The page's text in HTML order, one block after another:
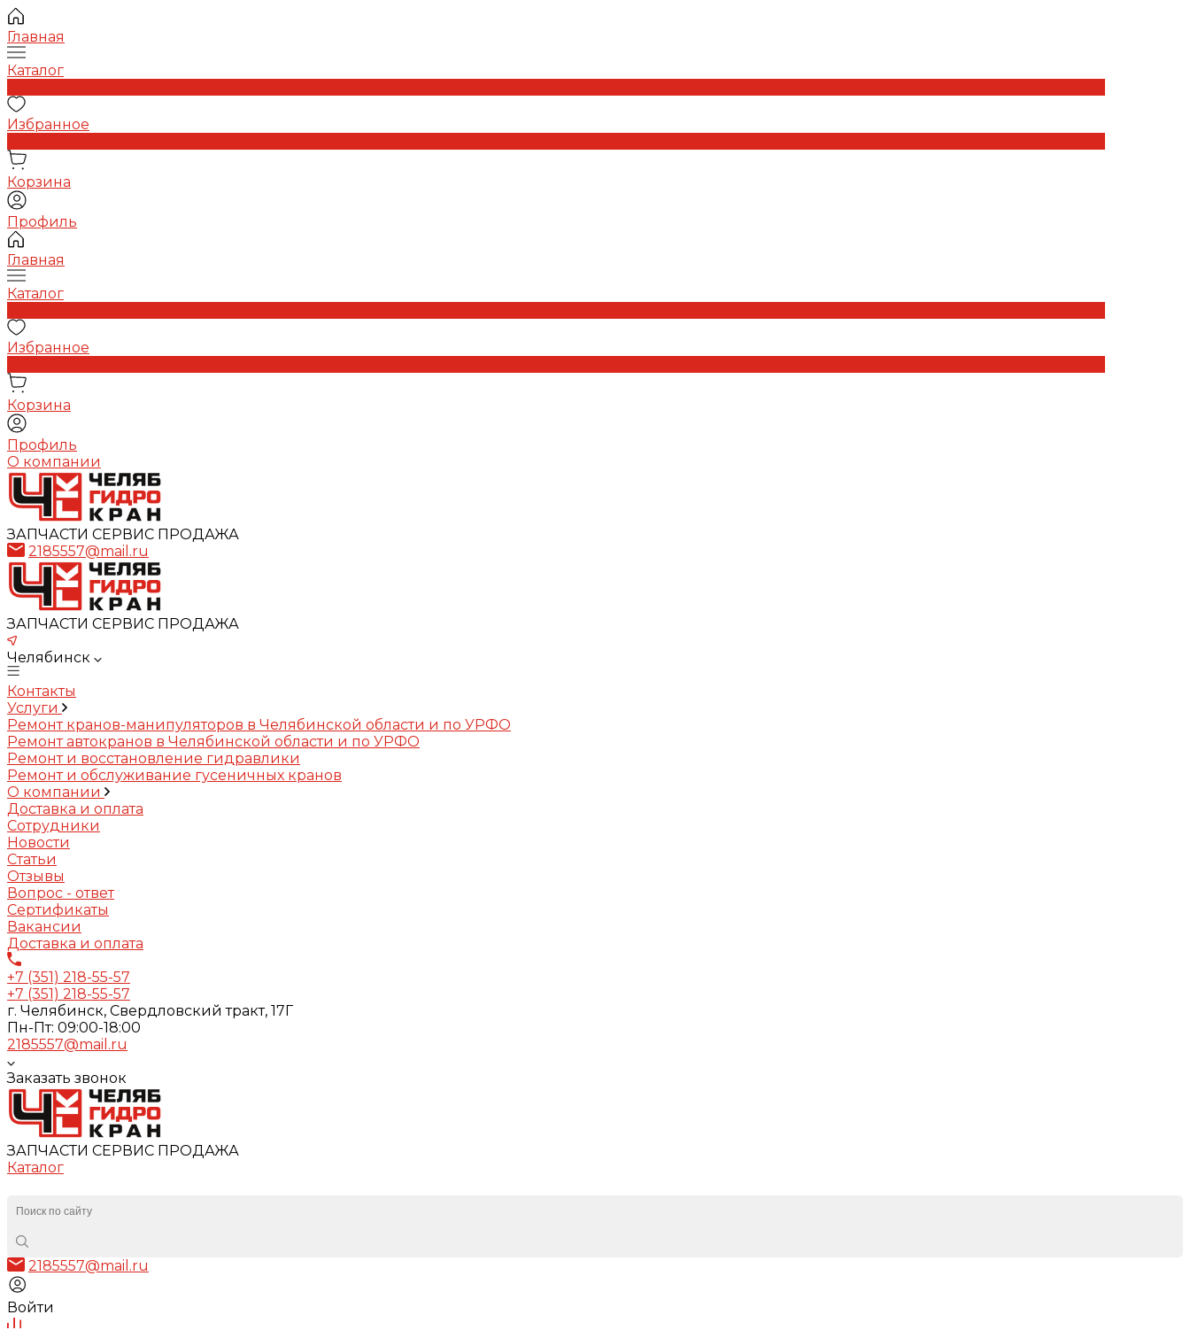
Главная
Каталог
Избранное
Корзина
Профиль
Главная
Каталог
Избранное
Корзина
Профиль
О компании
ЗАПЧАСТИ СЕРВИС ПРОДАЖА
2185557@mail.ru
ЗАПЧАСТИ СЕРВИС ПРОДАЖА
Челябинск
Контакты
Услуги
Ремонт кранов-манипуляторов в Челябинской области и по УРФО
Ремонт автокранов в Челябинской области и по УРФО
Ремонт и восстановление гидравлики
Ремонт и обслуживание гусеничных кранов
О компании
Доставка и оплата
Сотрудники
Новости
Статьи
Отзывы
Вопрос - ответ
Сертификаты
Вакансии
Доставка и оплата
+7 (351) 218-55-57
+7 (351) 218-55-57
г. Челябинск, Свердловский тракт, 17Г
Пн-Пт: 09:00-18:00
2185557@mail.ru
Заказать звонок
ЗАПЧАСТИ СЕРВИС ПРОДАЖА
Каталог
2185557@mail.ru
Войти